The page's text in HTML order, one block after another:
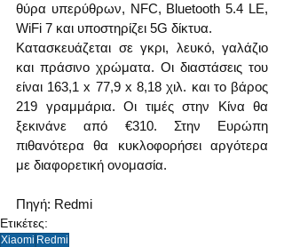
θύρα υπερύθρων, NFC, Bluetooth 5.4 LE,
WiFi 7 και υποστηρίζει 5G δίκτυα.
Κατασκευάζεται σε γκρι, λευκό, γαλάζιο
και πράσινο χρώματα. Οι διαστάσεις του
είναι 163,1 x 77,9 x 8,18 χιλ. και το βάρος
219 γραμμάρια. Οι τιμές στην Κίνα θα
ξεκινάνε από €310. Στην Ευρώπη
πιθανότερα θα κυκλοφορήσει αργότερα
με διαφορετική ονομασία.
Πηγή: Redmi
Ετικέτες:
Xiaomi Redmi